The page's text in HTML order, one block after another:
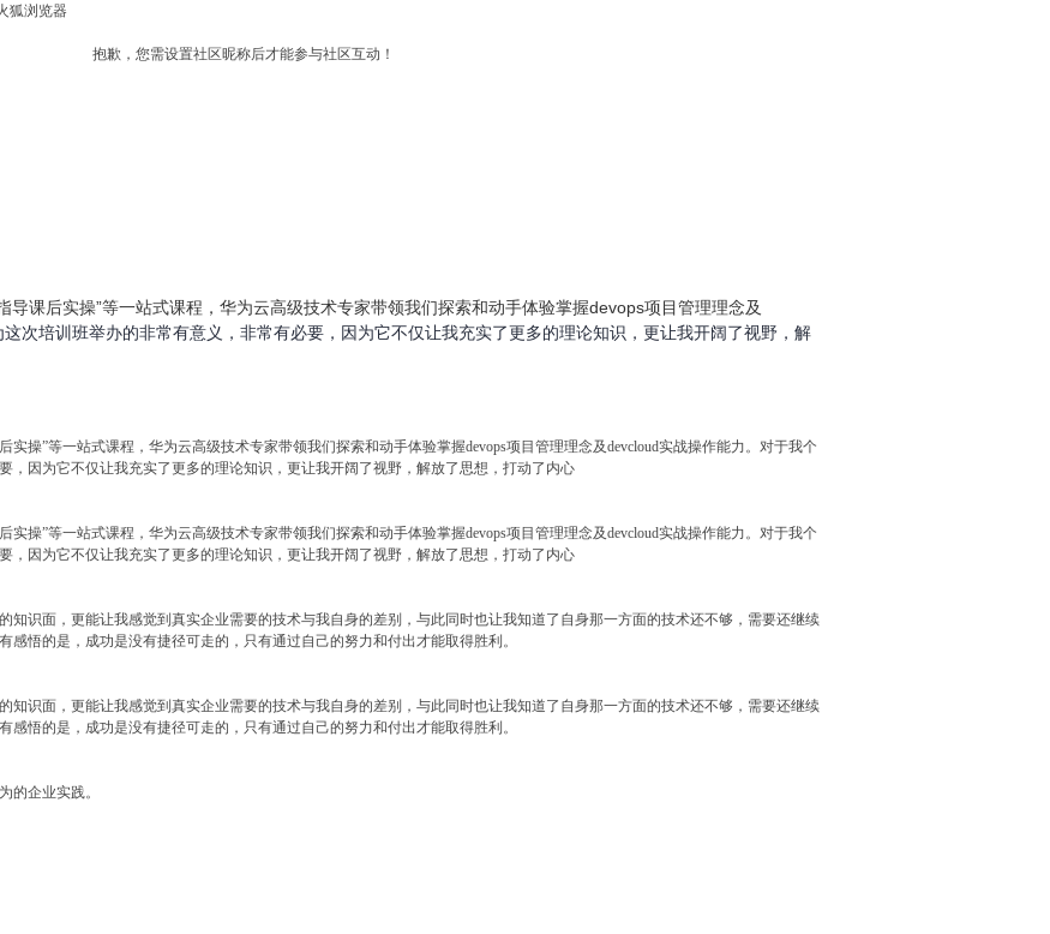
狐浏览器
抱歉，您需设置社区昵称后才能参与社区互动！
导课后实操”等一站式课程，华为云高级技术专家带领我们探索和动手体验掌握devops项目管理理念及
次培训班举办的非常有意义，非常有必要，因为它不仅让我充实了更多的理论知识，更让我开阔了视野，解
实操”等一站式课程，华为云高级技术专家带领我们探索和动手体验掌握devops项目管理理念及devcloud实战操作能力。对于我个
，因为它不仅让我充实了更多的理论知识，更让我开阔了视野，解放了思想，打动了内心
实操”等一站式课程，华为云高级技术专家带领我们探索和动手体验掌握devops项目管理理念及devcloud实战操作能力。对于我个
，因为它不仅让我充实了更多的理论知识，更让我开阔了视野，解放了思想，打动了内心
知识面，更能让我感觉到真实企业需要的技术与我自身的差别，与此同时也让我知道了自身那一方面的技术还不够，需要还继续
悟的是，成功是没有捷径可走的，只有通过自己的努力和付出才能取得胜利。
知识面，更能让我感觉到真实企业需要的技术与我自身的差别，与此同时也让我知道了自身那一方面的技术还不够，需要还继续
悟的是，成功是没有捷径可走的，只有通过自己的努力和付出才能取得胜利。
的企业实践。